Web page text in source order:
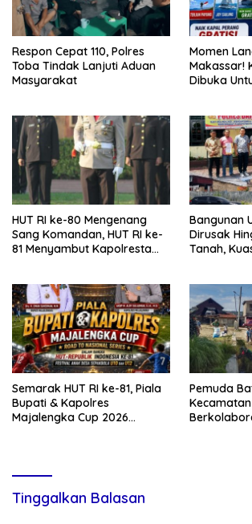
Respon Cepat 110, Polres
Toba Tindak Lanjuti Aduan
Masyarakat
Momen
Makassar!
Dibuka
HUT RI ke-80 Mengenang
Sang Komandan, HUT RI ke-
81 Menyambut Kapolresta
Bangunan
Dirusak
Tanah,
Hukum
Semarak HUT RI ke-81, Piala
Bupati & Kapolres
Majalengka Cup 2026
Pemuda
Tinggalkan Balasan